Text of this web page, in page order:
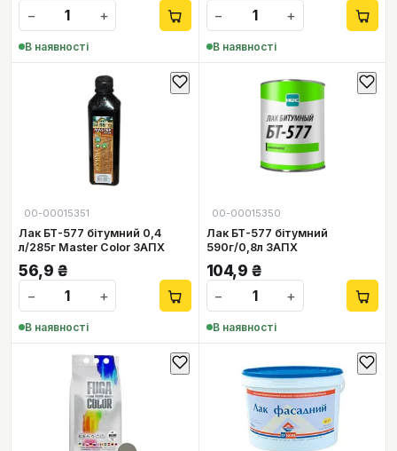
−
+
В наявності
−
+
В наявності
00-00015351
Лак БТ-577 бітумний 0,4
л/285г Master Color ЗАПХ
56,9 ₴
−
+
В наявності
00-00015350
Лак БТ-577 бітумний
590г/0,8л ЗАПХ
104,9 ₴
−
+
В наявності